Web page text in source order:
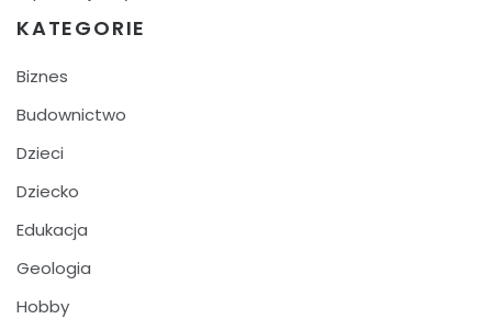
KATEGORIE
Biznes
Budownictwo
Dzieci
Dziecko
Edukacja
Geologia
Hobby